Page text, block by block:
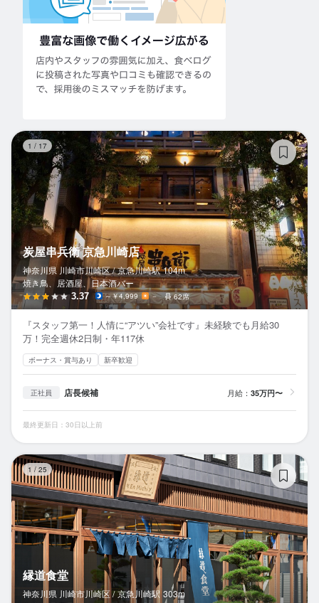
1 / 17
炭屋串兵衛 京急川崎店
神奈川県 川崎市川崎区 / 京急川崎駅 104m
焼き鳥、居酒屋、日本酒バー
3.37 ～￥4,999 － 62席
『スタッフ第一！人情に“アツい”会社です』未経験でも月給30
万！完全週休2日制・年117休
ボーナス・賞与あり 新卒歓迎
正社員 店長候補 月給： 35万円〜
最終更新日：30日以上前
1 / 25
縁道食堂
神奈川県 川崎市川崎区 / 京急川崎駅 303m